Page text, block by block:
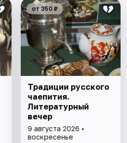
от 350 ₽
Традиции русского
чаепития.
Литературный
вечер
9 августа 2026 •
воскресенье